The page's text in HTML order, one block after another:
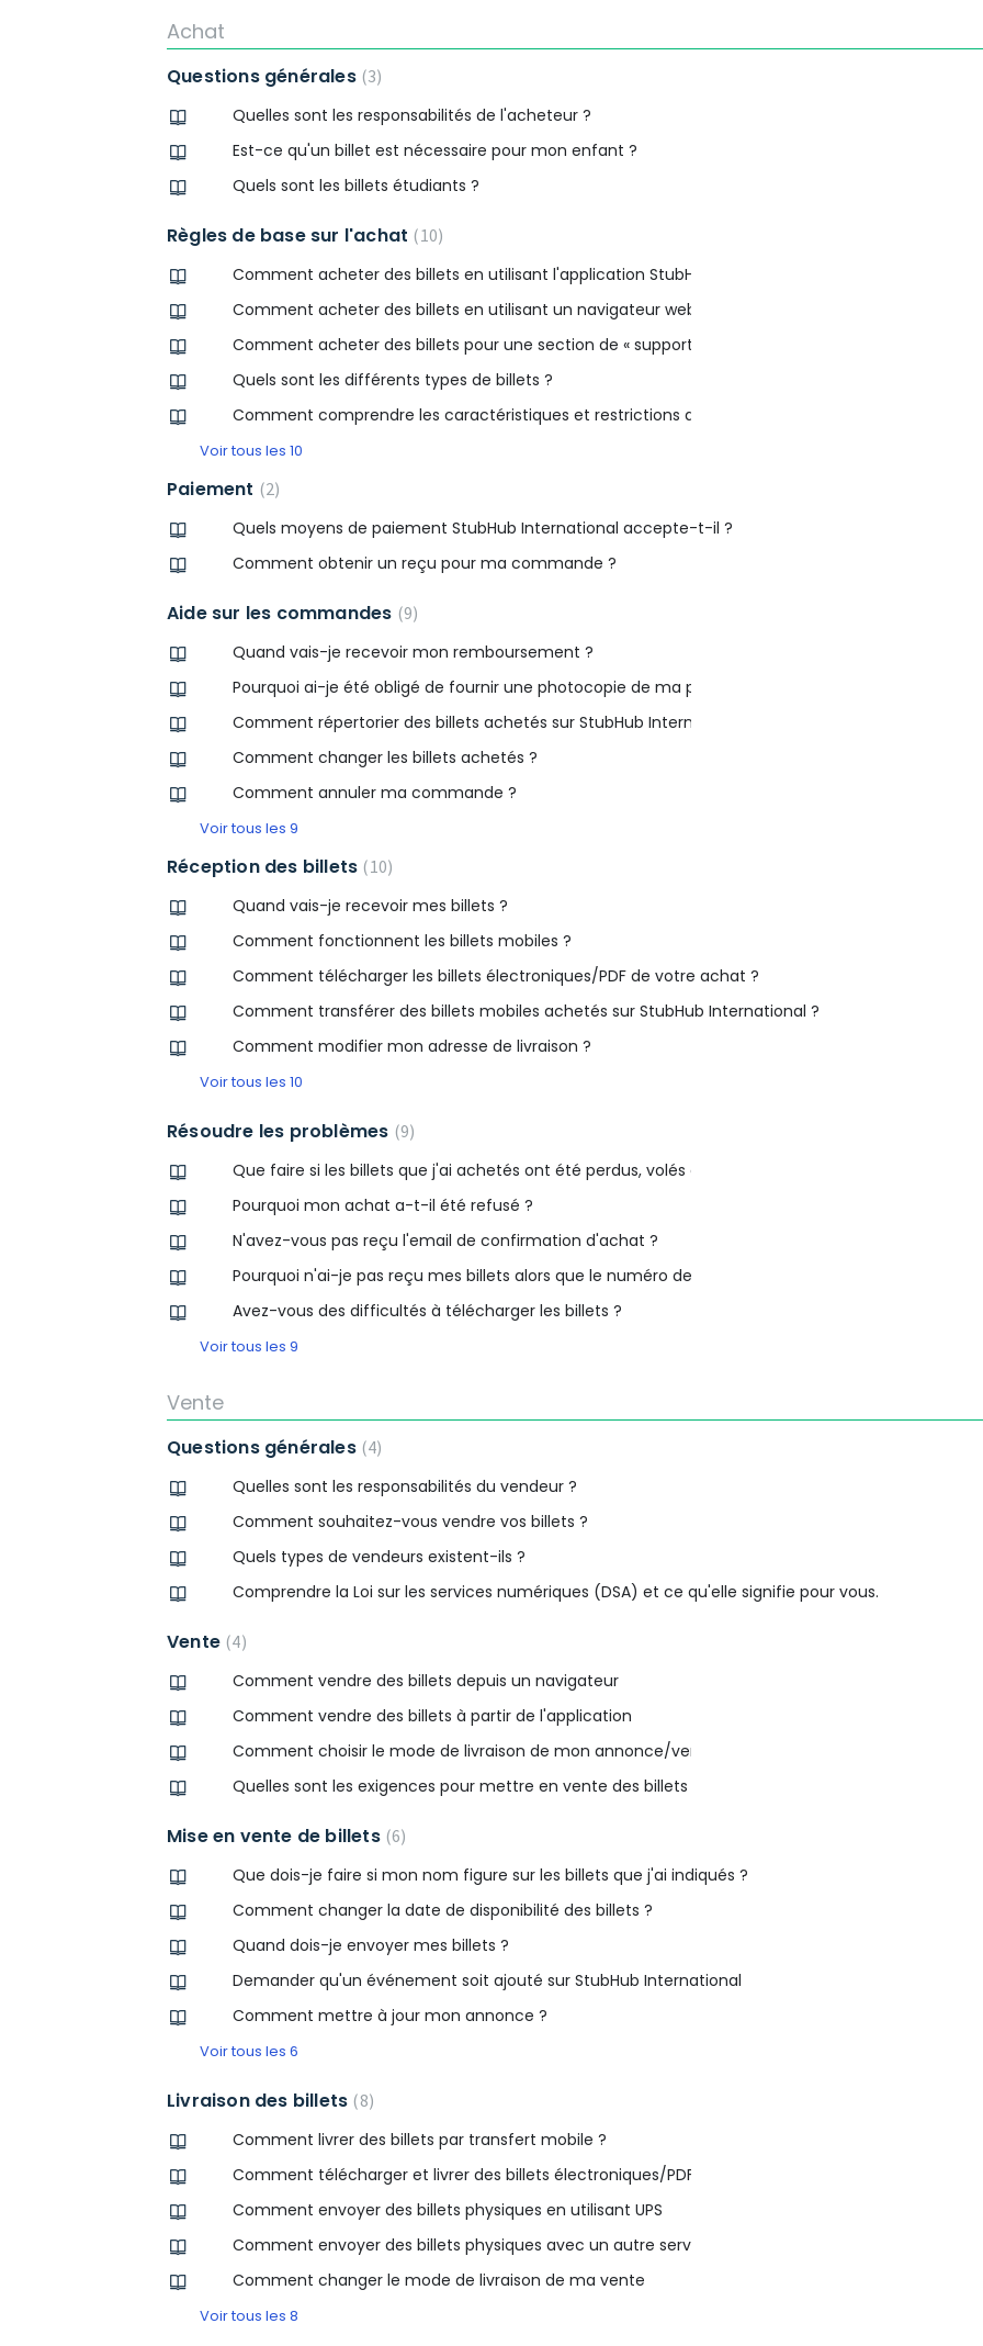
Achat
Questions générales 3
Quelles sont les responsabilités de l'acheteur ?
Est-ce qu'un billet est nécessaire pour mon enfant ?
Quels sont les billets étudiants ?
Règles de base sur l'achat
10
Comment acheter des billets en utilisant l'application StubHub ?
Comment acheter des billets en utilisant un navigateur web ?
Comment acheter des billets pour une section de « supporters visiteurs » ?
Quels sont les différents types de billets ?
Comment comprendre les caractéristiques et restrictions des billets ?
Voir tous les 10
Paiement
2
Quels moyens de paiement StubHub International accepte-t-il ?
Comment obtenir un reçu pour ma commande ?
Aide sur les commandes 9
Quand vais-je recevoir mon remboursement ?
Pourquoi ai-je été obligé de fournir une photocopie de ma pièce d'identité ou de mon passeport
Comment répertorier des billets achetés sur StubHub International ?
Comment changer les billets achetés ?
Comment annuler ma commande ?
Voir tous les 9
Réception des billets 10
Quand vais-je recevoir mes billets ?
Comment fonctionnent les billets mobiles ?
Comment télécharger les billets électroniques/PDF de votre achat ?
Comment transférer des billets mobiles achetés sur StubHub International ?
Comment modifier mon adresse de livraison ?
Voir tous les 10
Résoudre les problèmes 9
Que faire si les billets que j'ai achetés ont été perdus, volés ou endommagés ?
Pourquoi mon achat a-t-il été refusé ?
N'avez-vous pas reçu l'email de confirmation d'achat ?
Pourquoi n'ai-je pas reçu mes billets alors que le numéro de suivi indique qu'ils ont été livrés ?
Avez-vous des difficultés à télécharger les billets ?
Voir tous les 9
Vente
Questions générales 4
Quelles sont les responsabilités du vendeur ?
Comment souhaitez-vous vendre vos billets ?
Quels types de vendeurs existent-ils ?
Comprendre la Loi sur les services numériques (DSA) et ce qu'elle signifie pour vous.
Vente 4
Comment vendre des billets depuis un navigateur
Comment vendre des billets à partir de l'application
Comment choisir le mode de livraison de mon annonce/vente ?
Quelles sont les exigences pour mettre en vente des billets Debenture de Wimbledon ?
Mise en vente de billets 6
Que dois-je faire si mon nom figure sur les billets que j'ai indiqués ?
Comment changer la date de disponibilité des billets ?
Quand dois-je envoyer mes billets ?
Demander qu'un événement soit ajouté sur StubHub International
Comment mettre à jour mon annonce ?
Voir tous les 6
Livraison des billets 8
Comment livrer des billets par transfert mobile ?
Comment télécharger et livrer des billets électroniques/PDF à ma liste ou vente
Comment envoyer des billets physiques en utilisant UPS
Comment envoyer des billets physiques avec un autre service de livraison
Comment changer le mode de livraison de ma vente
Voir tous les 8